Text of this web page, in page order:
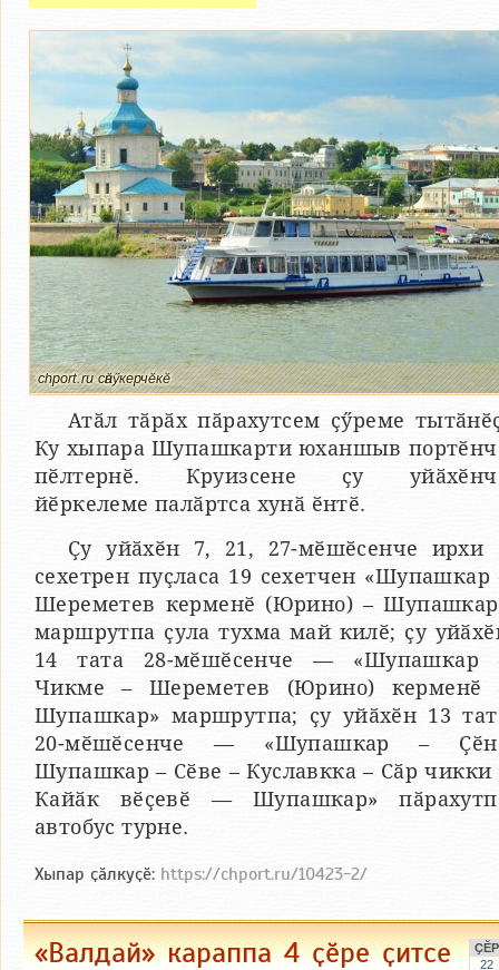
chport.ru сӑнӳкерчӗкӗ
Атӑл тӑрӑх пӑрахутсем ҫӳреме
Ку хыпара Шупашкарти юханшыв
пӗлтернӗ. Круизсене ҫу
йӗркелеме палӑртса хунӑ ӗнтӗ.
Ҫу уйӑхӗн 7, 21, 27-мӗшӗсенче ирхи
сехетрен пуҫласа 19 сехетчен «Шупашкар
Шереметев керменӗ (Юрино) –
маршрутпа ҫула тухма май килӗ; ҫу
14 тата 28-мӗшӗсенче — «Шупашкар
Чикме – Шереметев (Юрино) керменӗ
Шупашкар» маршрутпа; ҫу уйӑхӗн 13
20-мӗшӗсенче — «Шупашкар –
Шупашкар – Сӗве – Куславкка – Сӑр чикки
Кайӑк вӗҫевӗ — Шупашкар»
автобус турне.
Хыпар ҫӑлкуҫӗ: https://chport.ru/10423-2/
ҪӖР
22
«Валдай» караппа 4 ҫӗре ҫитсе